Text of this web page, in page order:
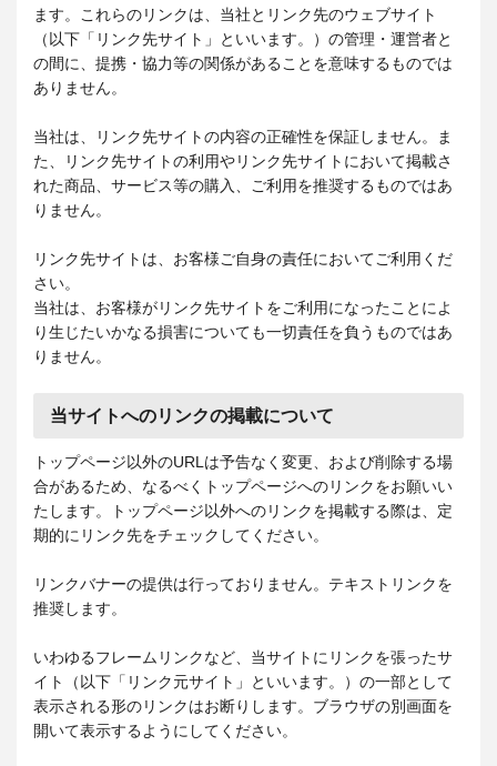
ます。これらのリンクは、当社とリンク先のウェブサイト
（以下「リンク先サイト」といいます。）の管理・運営者と
の間に、提携・協力等の関係があることを意味するものでは
ありません。
当社は、リンク先サイトの内容の正確性を保証しません。ま
た、リンク先サイトの利用やリンク先サイトにおいて掲載さ
れた商品、サービス等の購入、ご利用を推奨するものではあ
りません。
リンク先サイトは、お客様ご自身の責任においてご利用くだ
さい。
当社は、お客様がリンク先サイトをご利用になったことによ
り生じたいかなる損害についても一切責任を負うものではあ
りません。
当サイトへのリンクの掲載について
トップページ以外のURLは予告なく変更、および削除する場
合があるため、なるべくトップページへのリンクをお願いい
たします。トップページ以外へのリンクを掲載する際は、定
期的にリンク先をチェックしてください。
リンクバナーの提供は行っておりません。テキストリンクを
推奨します。
いわゆるフレームリンクなど、当サイトにリンクを張ったサ
イト（以下「リンク元サイト」といいます。）の一部として
表示される形のリンクはお断りします。ブラウザの別画面を
開いて表示するようにしてください。